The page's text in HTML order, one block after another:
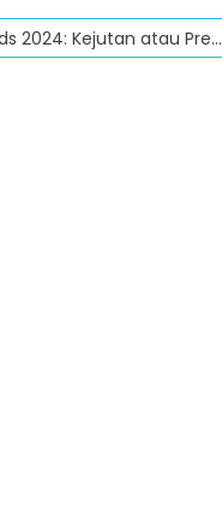
Juara M6 Mobile Legends 2024: Kejutan atau Prediksi yang Terwujud?